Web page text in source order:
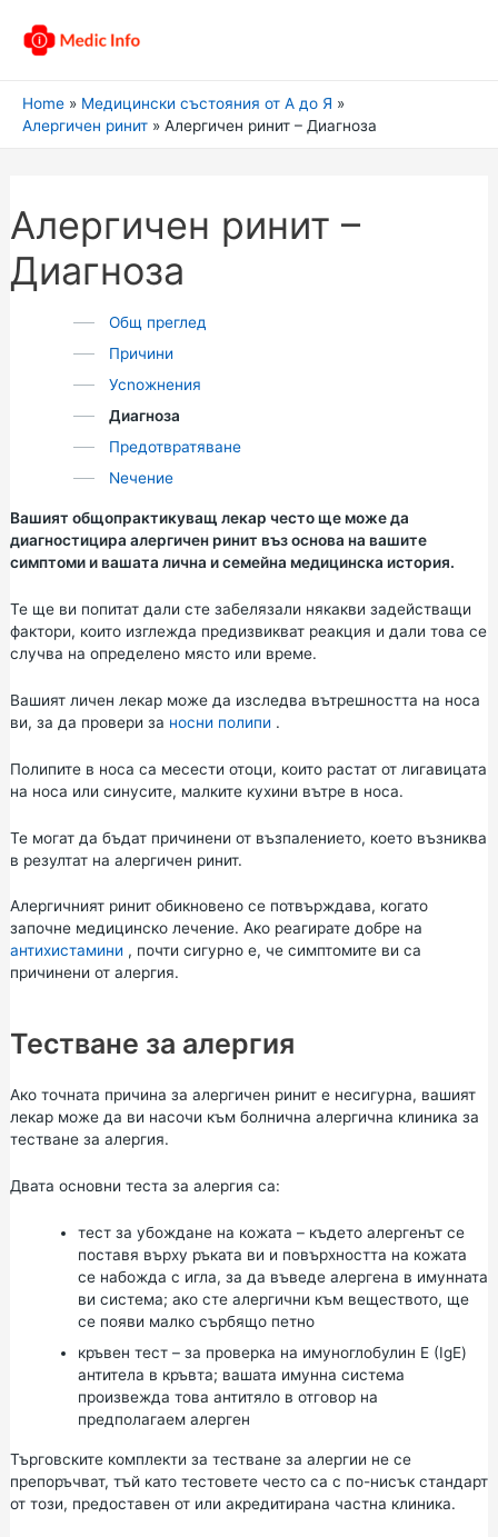
Home
Медицински състояния от А до Я
Алергичен ринит
Алергичен ринит – Диагноза
Алергичен ринит –
Диагноза
Общ преглед
Причини
Усnожнения
Диагноза
Предотвратяване
Nечение
Вашият общопрактикуващ лекар често ще може да
диагностицира алергичен ринит въз основа на вашите
симптоми и вашата лична и семейна медицинска история.
Те ще ви попитат дали сте забелязали някакви задействащи
фактори, които изглежда предизвикват реакция и дали това се
случва на определено място или време.
Вашият личен лекар може да изследва вътрешността на носа
ви, за да провери за носни полипи .
Полипите в носа са месести отоци, които растат от лигавицата
на носа или синусите, малките кухини вътре в носа.
Те могат да бъдат причинени от възпалението, което възниква
в резултат на алергичен ринит.
Алергичният ринит обикновено се потвърждава, когато
започне медицинско лечение. Ако реагирате добре на
антихистамини , почти сигурно е, че симптомите ви са
причинени от алергия.
Тестване за алергия
Ако точната причина за алергичен ринит е несигурна, вашият
лекар може да ви насочи към болнична алергична клиника за
тестване за алергия.
Двата основни теста за алергия са:
тест за убождане на кожата – където алергенът се
поставя върху ръката ви и повърхността на кожата
се набожда с игла, за да въведе алергена в имунната
ви система; ако сте алергични към веществото, ще
се появи малко сърбящо петно
кръвен тест – за проверка на имуноглобулин Е (IgE)
антитела в кръвта; вашата имунна система
произвежда това антитяло в отговор на
предполагаем алерген
Търговските комплекти за тестване за алергии не се
препоръчват, тъй като тестовете често са с по-нисък стандарт
от този, предоставен от или акредитирана частна клиника.